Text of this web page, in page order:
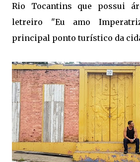
Rio Tocantins que possui
letreiro "Eu amo
principal ponto turístico da